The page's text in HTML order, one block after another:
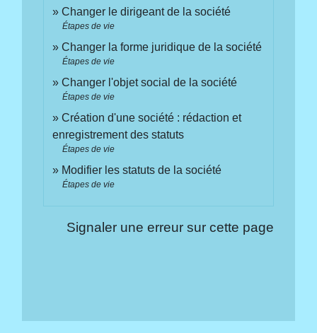
Changer le dirigeant de la société
Étapes de vie
Changer la forme juridique de la société
Étapes de vie
Changer l'objet social de la société
Étapes de vie
Création d'une société : rédaction et
enregistrement des statuts
Étapes de vie
Modifier les statuts de la société
Étapes de vie
Signaler une erreur sur cette page